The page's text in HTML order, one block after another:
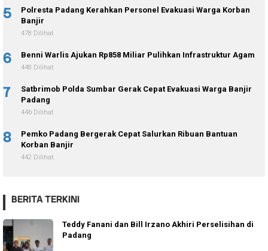
5
Polresta Padang Kerahkan Personel Evakuasi Warga Korban
Banjir
478 Dilihat
6 Benni Warlis Ajukan Rp858 Miliar Pulihkan Infrastruktur Agam
448 Dilihat
7
Satbrimob Polda Sumbar Gerak Cepat Evakuasi Warga Banjir
Padang
446 Dilihat
8
Pemko Padang Bergerak Cepat Salurkan Ribuan Bantuan
Korban Banjir
442 Dilihat
BERITA TERKINI
Teddy Fanani dan Bill Irzano Akhiri Perselisihan di
Padang